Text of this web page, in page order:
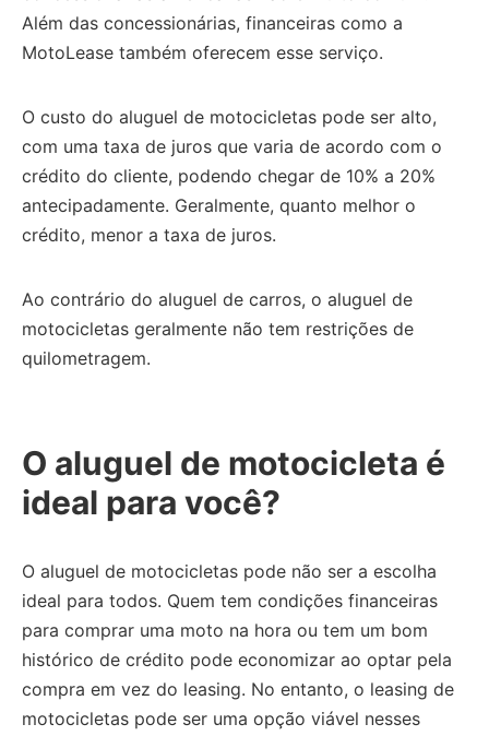
Além das concessionárias, financeiras como a
MotoLease também oferecem esse serviço.
O custo do aluguel de motocicletas pode ser alto,
com uma taxa de juros que varia de acordo com o
crédito do cliente, podendo chegar de 10% a 20%
antecipadamente. Geralmente, quanto melhor o
crédito, menor a taxa de juros.
Ao contrário do aluguel de carros, o aluguel de
motocicletas geralmente não tem restrições de
quilometragem.
O aluguel de motocicleta é
ideal para você?
O aluguel de motocicletas pode não ser a escolha
ideal para todos. Quem tem condições financeiras
para comprar uma moto na hora ou tem um bom
histórico de crédito pode economizar ao optar pela
compra em vez do leasing. No entanto, o leasing de
motocicletas pode ser uma opção viável nesses